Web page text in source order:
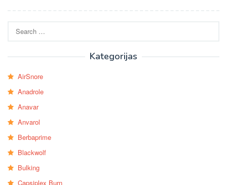
for:
Kategorijas
AirSnore
Anadrole
Anavar
Anvarol
Berbaprime
Blackwolf
Bulking
Capsiplex Burn